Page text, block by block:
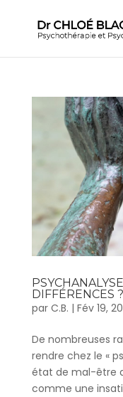
DIFFÉRENCES ?
par C.B. | Fév 19,
De nombreuses
rendre chez le «
état de mal-être
comme une